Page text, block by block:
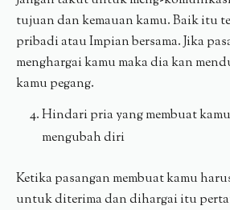
tujuan dan kemauan kamu. Baik itu
pribadi atau Impian bersama. Jika
menghargai kamu maka dia kan
kamu pegang.
Hindari pria yang membuat
mengubah diri
Ketika pasangan membuat kamu
untuk diterima dan dihargai itu